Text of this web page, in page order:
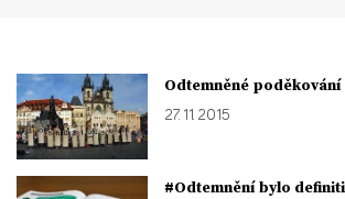
Odtemněné poděkování
27. 11. 2015
#Odtemnění bylo